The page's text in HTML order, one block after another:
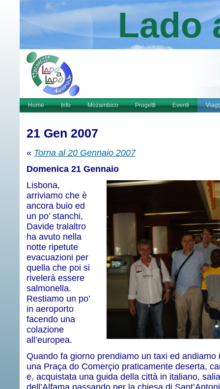
Lado
Home Info Mozambico Progetti Eventi
21 Gen 2007
« Torna al 20 Gennaio 2007
Domenica 21 Gennaio
Lisbona,
arriviamo che è
ancora buio ed
un po’ stanchi,
Davide tralaltro
ha avuto nella
notte ripetute
evacuazioni per
quella che poi si
rivelerà essere
salmonella.
Restiamo un po’
in aeroporto
facendo una
colazione
all’europea.
Quando fa giorno prendiamo un taxi ed andiamo
una Praça do Comerçio praticamente deserta,
e, acquistata una guida della città in italiano,
dell’Alfama passando per la chiesa di